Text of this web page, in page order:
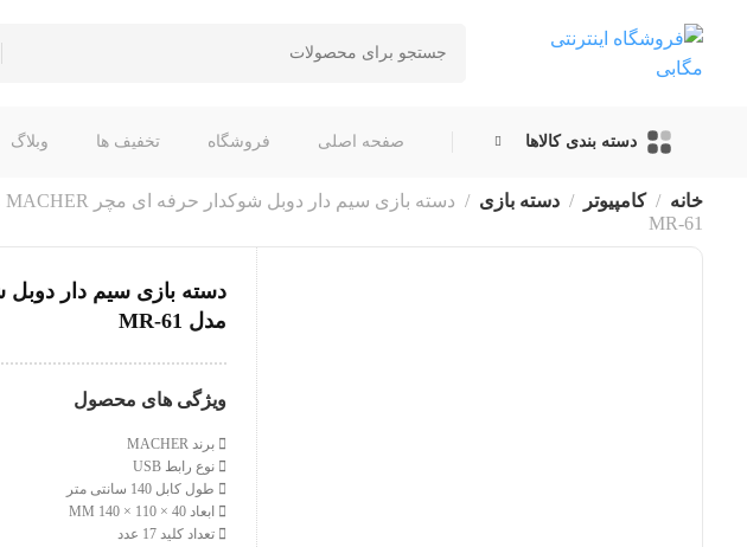
دسته بندی کالاها صفحه اصلی فروشگاه تخفیف ها وبلاگ
خانه کامپیوتر دسته بازی
MR-61
مدل MR-61
ویژگی های محصول
برند MACHER
نوع رابط USB
طول کابل 140 سانتی متر
ابعاد 40 × 110 × 140 MM
تعداد کلید 17 عدد